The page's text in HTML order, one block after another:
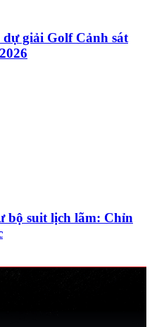
giải Golf Cảnh sát
bộ suit lịch lãm: Chỉn